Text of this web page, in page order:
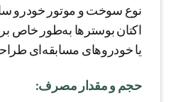
نوع سوخت و موتور خودرو
اکتان بوسترها به‌طور خاص
یا خودروهای مسابقه‌ای
حجم و مقدار مصرف: